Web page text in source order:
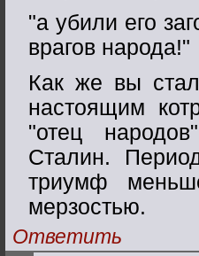
"а убили его
врагов народа!"
Как же вы
настоящим
"отец
Сталин.
триумф
мерзостью.
Ответить